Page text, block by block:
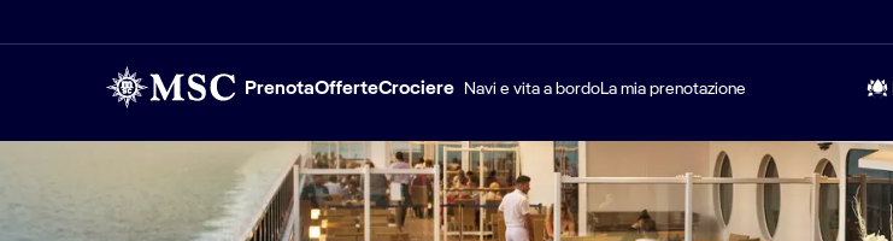
PrenotaOfferteCrociere Navi e vita a bordoLa mia prenotazione